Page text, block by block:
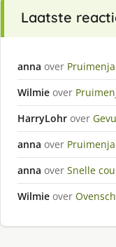
Laatste
anna over
Wilmie over
HarryLohr over
anna over
anna over Snelle
Wilmie over